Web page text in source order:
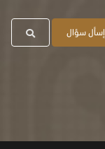
إسأل سؤال